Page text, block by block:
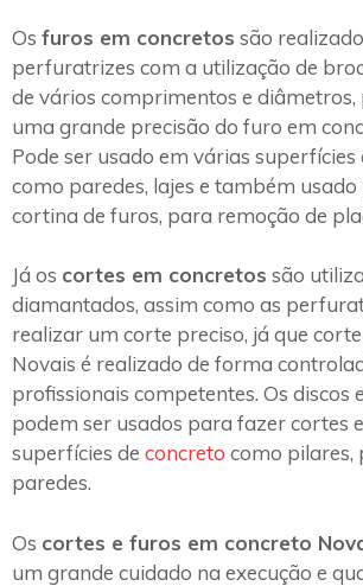
Os furos em concretos são
perfuratrizes com a utilização de
de vários comprimentos e
uma grande precisão do furo em
Pode ser usado em várias superfícies
como paredes, lajes e também
cortina de furos, para remoção de
Já os cortes em concretos são
diamantados, assim como as
realizar um corte preciso, já que
Novais é realizado de forma
profissionais competentes. Os discos
podem ser usados para fazer cortes
superfícies de concreto como pilares,
paredes.
Os cortes e furos em concreto
um grande cuidado na execução e